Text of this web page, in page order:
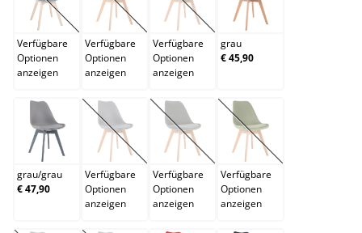
dunkelblau
(Diese Option ist zurzeit nicht verfügbar.)
Verfügbare
Optionen
anzeigen
dunkelbraun
(Diese Option ist zurzeit nicht verfügbar.)
Verfügbare
Optionen
anzeigen
dunkelgrau
(Diese Option ist zurzeit nicht
Verfügbare
Optionen
anzeigen
grau
grau
€ 45,90
grau/grau
grau/grau
€ 47,90
grün
(Diese Option ist zurzeit nicht verfügbar.)
Verfügbare
Optionen
anzeigen
hellgrau
(Diese Option ist zurzeit nicht
Verfügbare
Optionen
anzeigen
hellgrün
(Diese Option ist
Verfügbare
Optionen
anzeigen